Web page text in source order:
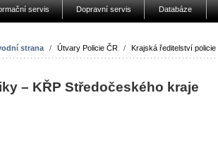
servis Dopravní servis Databáze
strana / Útvary Policie ČR / Krajská ředitelství policie
– KŘP Středočeského kraje